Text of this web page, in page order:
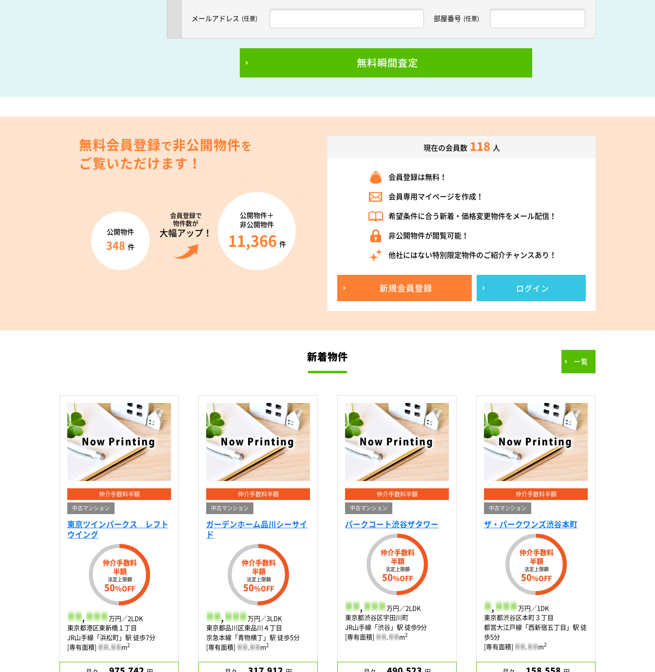
メールアドレス (任意) 部屋番号 (任意)
無料瞬間査定
無料会員登録で非公開物件を
ご覧いただけます！
会員登録で
物件数が
大幅アップ！
公開物件
348 件
公開物件＋
非公開物件
11,366 件
現在の会員数 118 人
会員登録は無料！
会員専用マイページを作成！
希望条件に合う新着・価格変更物件をメール配信！
非公開物件が閲覧可能！
他社にはない特別限定物件のご紹介チャンスあり！
新規会員登録 ログイン
新着物件 一覧
仲介手数料半額
中古マンション
東京ツインパークス レフト
ウイング
仲介手数料
半額
法定上限額
50%OFF
- - ,- - - 万円／2LDK
東京都港区東新橋１丁目
JR山手線「浜松町」駅 徒歩7分
[専有面積] - - .- - m2
仲介手数料半額
中古マンション
ガーデンホーム品川シーサイ
ド
仲介手数料
半額
法定上限額
50%OFF
- - ,- - - 万円／3LDK
東京都品川区東品川４丁目
京急本線「青物横丁」駅 徒歩5分
[専有面積] - - .- - m2
仲介手数料半額
中古マンション
パークコート渋谷ザタワー
仲介手数料
半額
法定上限額
50%OFF
- - ,- - - 万円／2LDK
東京都渋谷区宇田川町
JR山手線「渋谷」駅 徒歩9分
[専有面積] - - .- - m2
仲介手数料半額
中古マンション
ザ・パークワンズ渋谷本町
仲介手数料
半額
法定上限額
50%OFF
- ,- - - 万円／1DK
東京都渋谷区本町３丁目
都営大江戸線「西新宿五丁目」駅 徒
歩5分
[専有面積] - - .- - m2